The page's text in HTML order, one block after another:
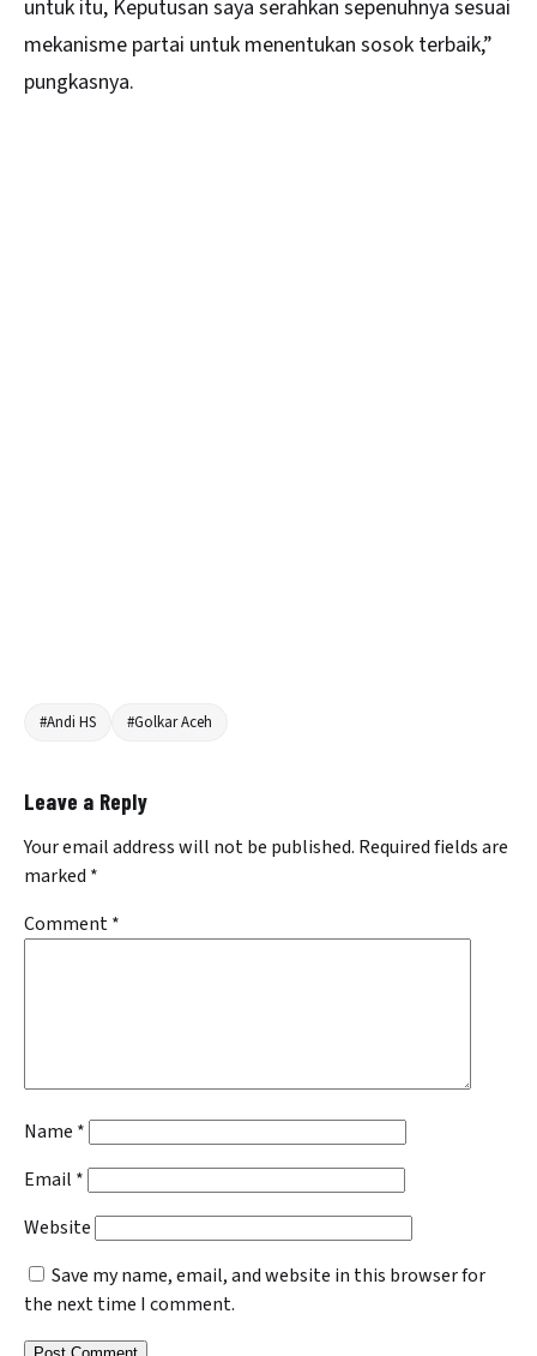
untuk itu, Keputusan saya serahkan sepenuhnya sesuai
mekanisme partai untuk menentukan sosok terbaik,”
pungkasnya.
#Andi HS #Golkar Aceh
Leave a Reply
Your email address will not be published. Required fields are
marked *
Comment*
Name *
Email *
Website
Save my name, email, and website in this browser for
the next time I comment.